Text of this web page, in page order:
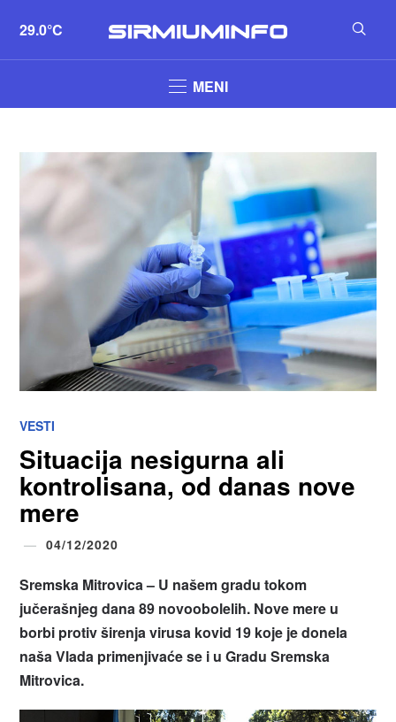
29.0°C
MENI
VESTI
Situacija nesigurna ali
kontrolisana, od danas nove
mere
04/12/2020
Sremska Mitrovica – U našem gradu tokom
jučerašnjeg dana 89 novoobolelih. Nove mere u
borbi protiv širenja virusa kovid 19 koje je donela
naša Vlada primenjivaće se i u Gradu Sremska
Mitrovica.